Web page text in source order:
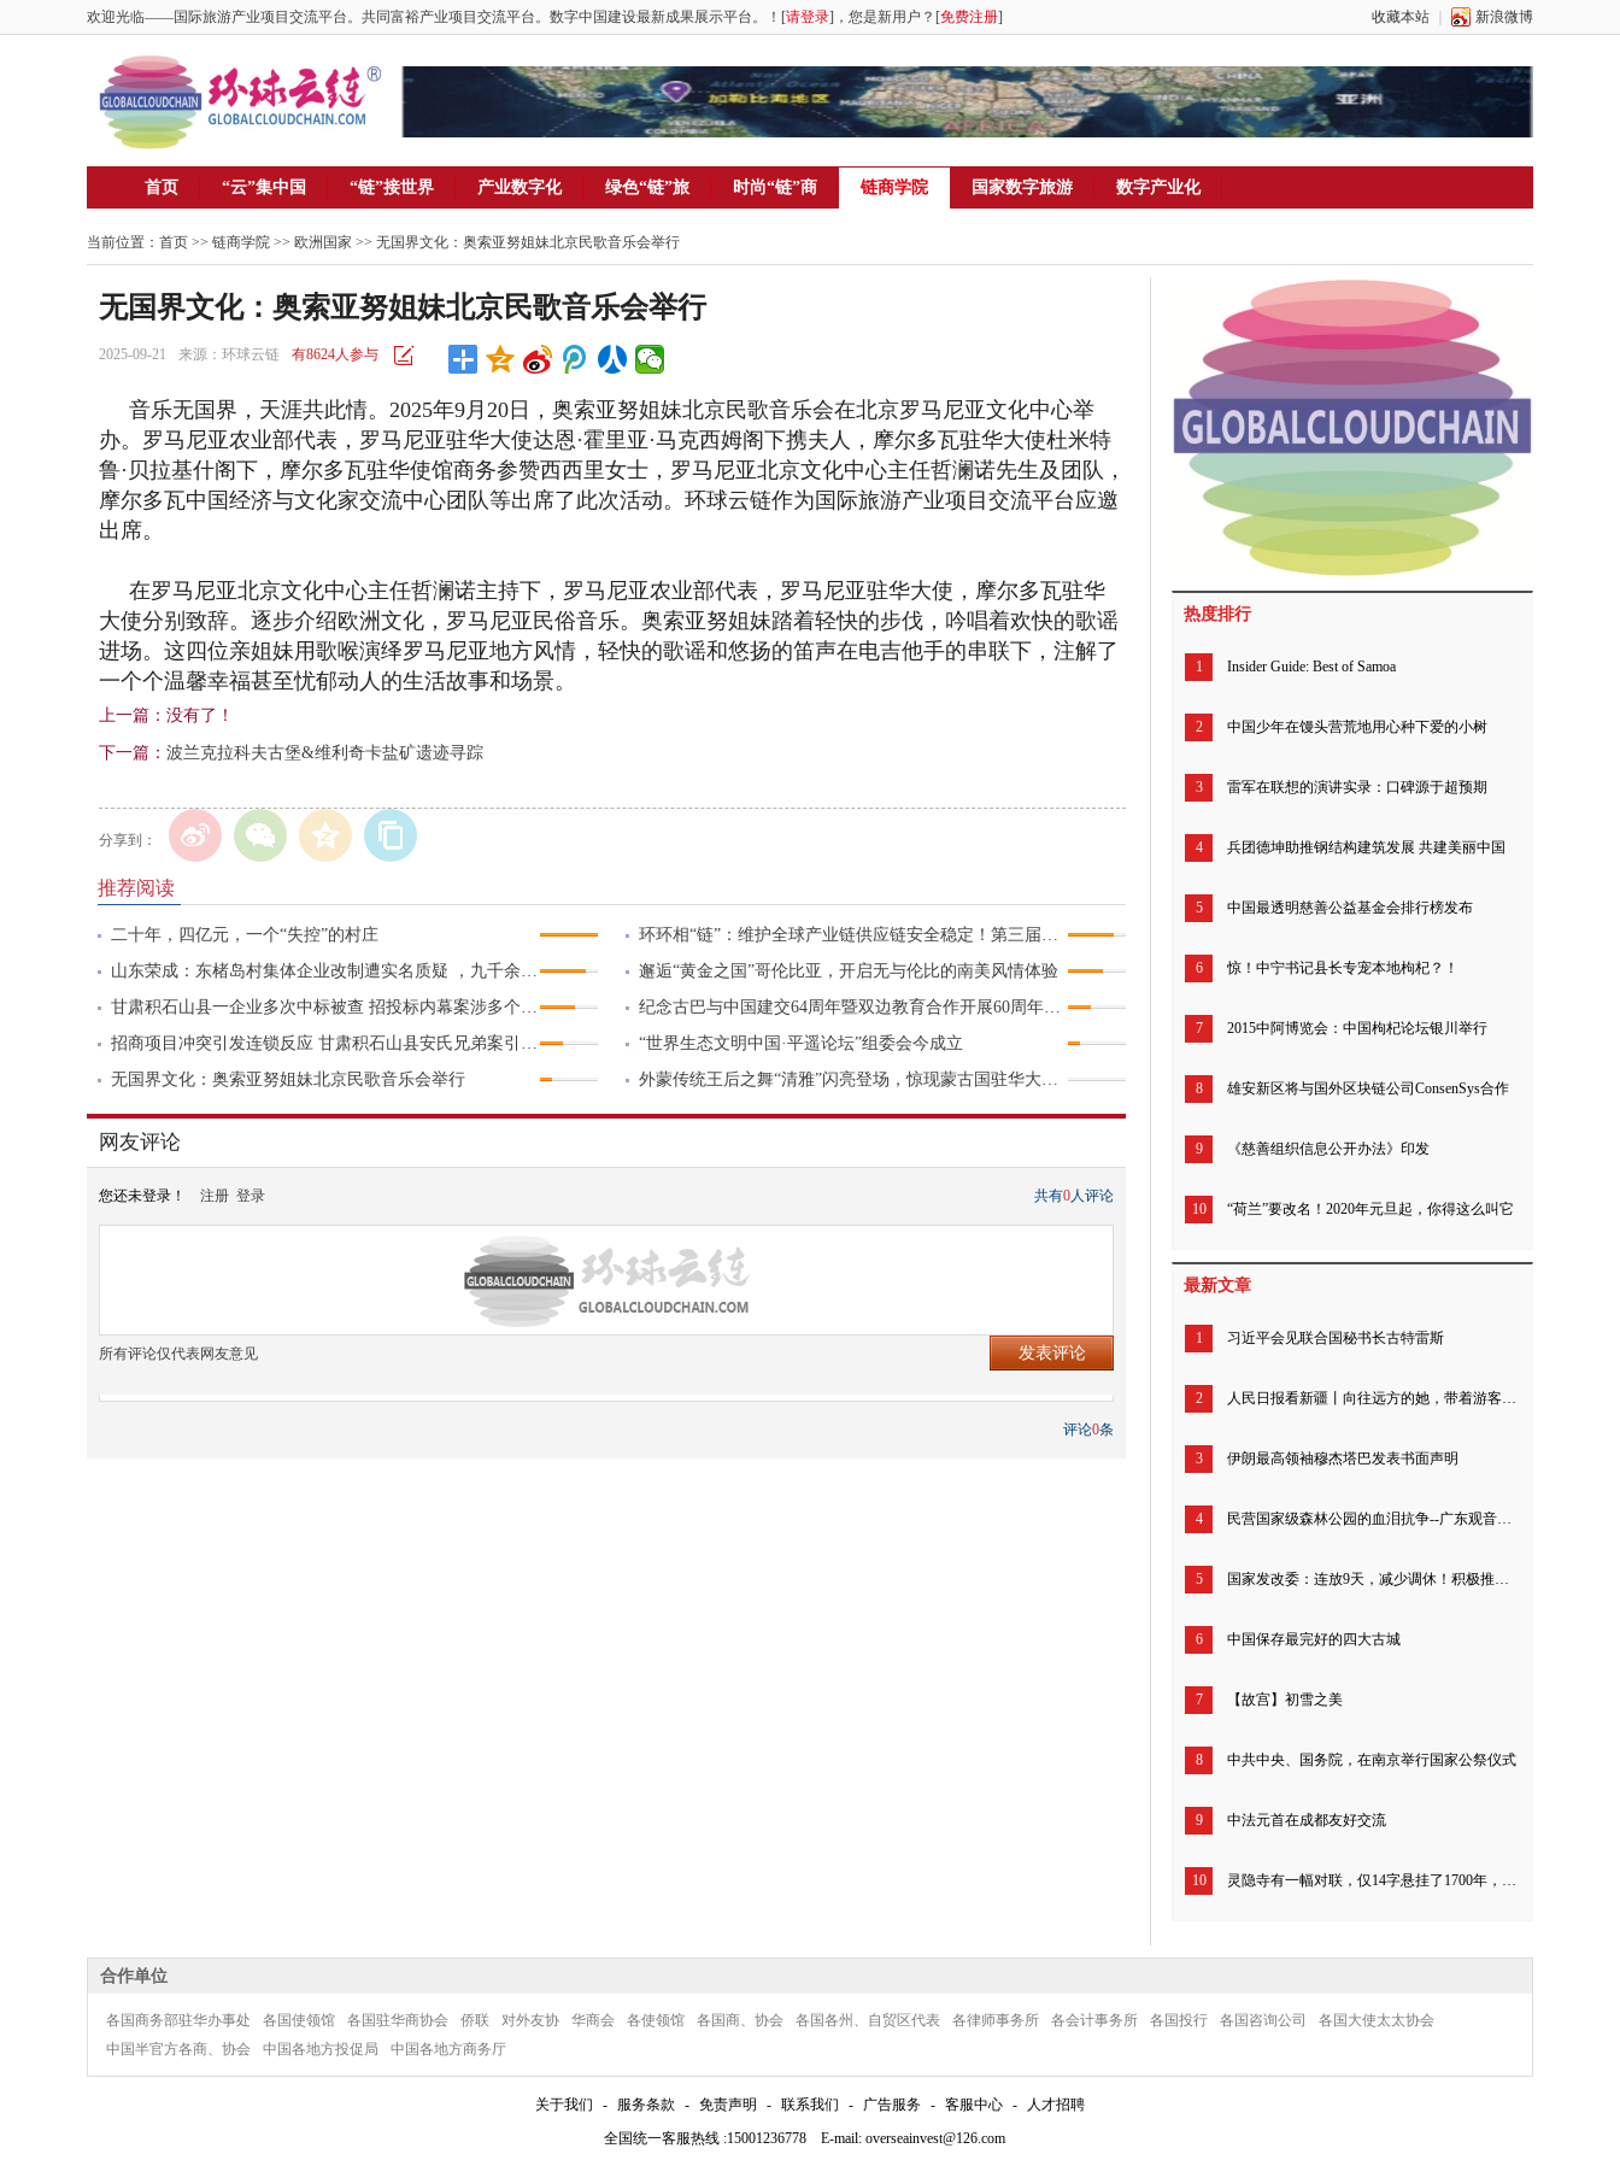
欢迎光临——国际旅游产业项目交流平台。共同富裕产业项目交流平台。数字中国建设最新成果展示平台。！[请登录]，您是新用户？[免费注册] 收藏本站 新浪微博
首页 “云”集中国 “链”接世界 产业数字化 绿色“链”旅 时尚“链”商 链商学院 国家数字旅游 数字产业化
当前位置： 首页 >> 链商学院 >> 欧洲国家 >> 无国界文化：奥索亚努姐妹北京民歌音乐会举行
无国界文化：奥索亚努姐妹北京民歌音乐会举行
2025-09-21 来源：环球云链 有8624人参与
音乐无国界，天涯共此情。2025年9月20日，奥索亚努姐妹北京民歌音乐会在北京罗马尼亚文化中心举
办。罗马尼亚农业部代表，罗马尼亚驻华大使达恩·霍里亚·马克西姆阁下携夫 人，摩尔多瓦驻华大使杜米特
鲁·贝拉基什阁下，摩尔多瓦驻华使馆商务参赞西西里女士，罗马尼亚北京文化中心主任哲澜诺先生及团队，
摩尔多瓦中国经济与文化家交流中心团队等出席了此次活动。环球云链作为国际旅游产业项目交流平台应邀
出席。
在罗马尼亚北京文化中心主任哲澜诺主持下， 罗马尼亚农业部代表， 罗马尼亚驻华大使，摩尔多瓦驻华
大使分别致辞。逐步介绍欧洲文化，罗马尼亚民俗音乐。 奥索亚努姐妹踏着轻快的步伐，吟唱着欢快的歌谣
进场。这四位亲姐妹用歌喉演绎罗马尼亚地方风情，轻快的歌谣和悠扬的笛声在电吉他手的串联下，注解了
一个个温馨幸福甚至忧郁动人的生活故事和场景。
上一篇：没有了！
下一篇： 波兰克拉科夫古堡&维利奇卡盐矿遗迹寻踪
分享到：
推荐阅读
二十年，四亿元，一个“失控”的村庄
山东荣成：东楮岛村集体企业改制遭实名质疑 ，九千余亩海域及船队被指隐匿侵占
甘肃积石山县一企业多次中标被查 招投标内幕案涉多个部门单位
招商项目冲突引发连锁反应 甘肃积石山县安氏兄弟案引发关注
无国界文化：奥索亚努姐妹北京民歌音乐会举行
环环相“链”：维护全球产业链供应链安全稳定！第三届链博会北京倡议发布
邂逅“黄金之国”哥伦比亚，开启无与伦比的南美风情体验
纪念古巴与中国建交64周年暨双边教育合作开展60周年招待会举行
“世界生态文明中国·平遥论坛”组委会今成立
外蒙传统王后之舞“清雅”闪亮登场，惊现蒙古国驻华大使馆
网友评论
您还未登录！ 注册 登录 共有0人评论
所有评论仅代表网友意见
评论0条
热度排行
1 Insider Guide: Best of Samoa
2 中国少年在馒头营荒地用心种下爱的小树
3 雷军在联想的演讲实录：口碑源于超预期
4 兵团德坤助推钢结构建筑发展 共建美丽中国
5 中国最透明慈善公益基金会排行榜发布
6 惊！中宁书记县长专宠本地枸杞？！
7 2015中阿博览会：中国枸杞论坛银川举行
8 雄安新区将与国外区块链公司ConsenSys合作
9 《慈善组织信息公开办法》印发
10 “荷兰”要改名！2020年元旦起，你得这么叫它
最新文章
1 习近平会见联合国秘书长古特雷斯
2 人民日报看新疆丨向往远方的她，带着游客追寻“诗和远方”（我的家乡我建设）
3 伊朗最高领袖穆杰塔巴发表书面声明
4 民营国家级森林公园的血泪抗争--广东观音山26年来究竟经历了什么？
5 国家发改委：连放9天，减少调休！积极推动优化节假日安排
6 中国保存最完好的四大古城
7 【故宫】初雪之美
8 中共中央、国务院，在南京举行国家公祭仪式
9 中法元首在成都友好交流
10 灵隐寺有一幅对联，仅14字悬挂了1700年，开解一切不如意！
合作单位
各国商务部驻华办事处 各国使领馆 各国驻华商协会 侨联 对外友协 华商会 各使领馆 各国商、协会 各国各州、自贸区代表 各律师事务所 各会计事务所 各国投行 各国咨询公司
各国大使太太协会
中国半官方各商、协会
中国各地方投促局 中国各地方商务厅
关于我们 - 服务条款 - 免责声明 - 联系我们 - 广告服务 - 客服中心 -
人才招聘
全国统一客服热线 :15001236778 E-mail: overseainvest@126.com